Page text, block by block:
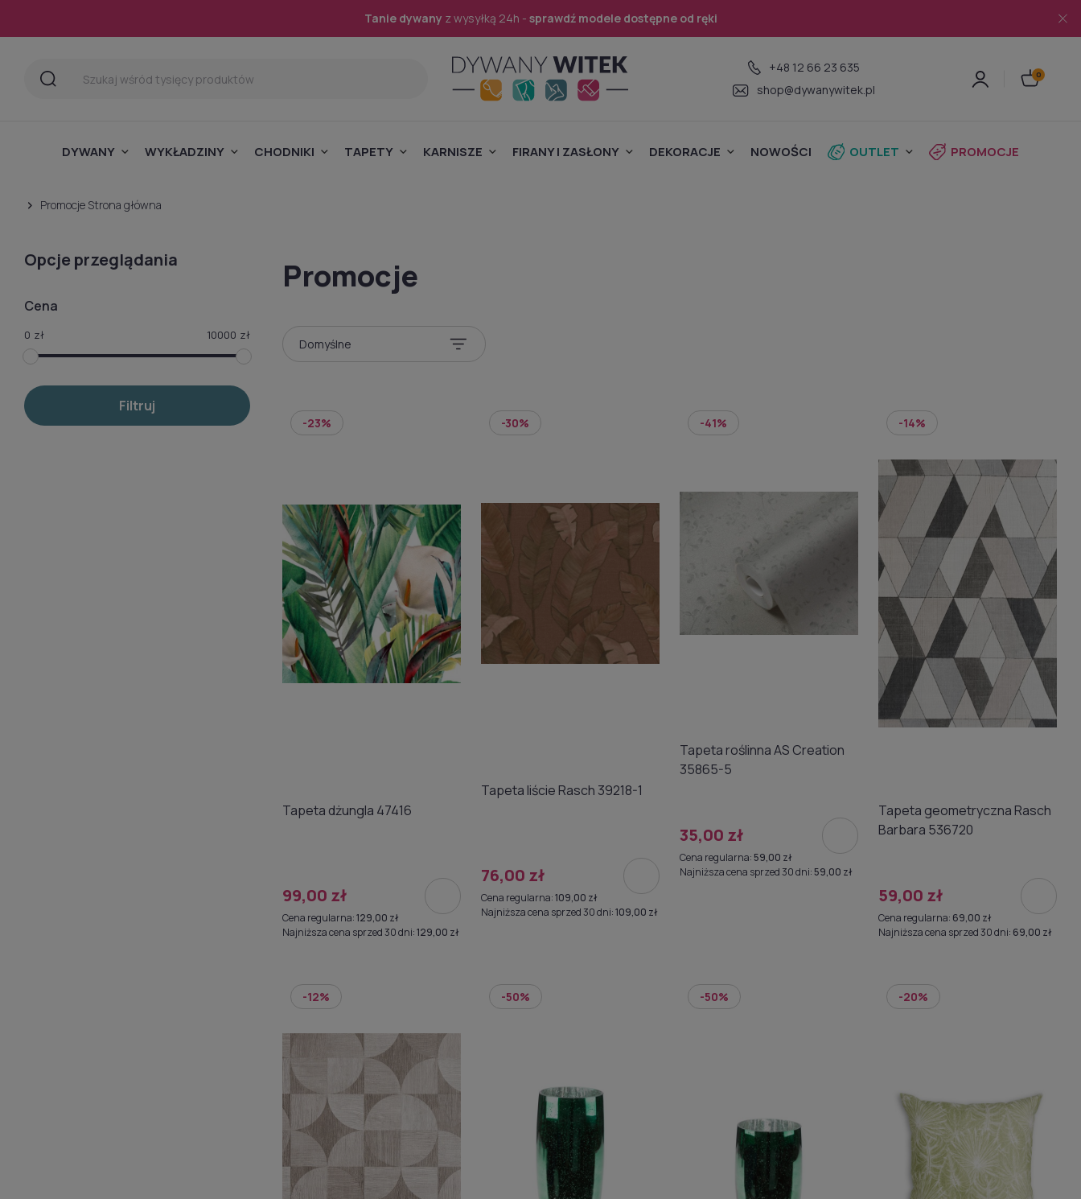
Tanie dywany z wysyłką 24h - sprawdź modele dostępne od ręki
+48 12 66 23 635
shop@dywanywitek.pl
DYWANY WYKŁADZINY CHODNIKI TAPETY KARNISZE FIRANY I ZASŁONY DEKORACJE NOWOŚCI OUTLET PROMOCJE
Promocje Strona główna
Opcje przeglądania
Cena
0 zł 10000 zł
Filtruj
Promocje
Tapeta dżungla 47416
99,00 zł
Cena regularna:129,00 zł
Najniższa cena sprzed 30 dni:129,00 zł
-23%
Tapeta liście Rasch 39218-1
76,00 zł
Cena regularna:109,00 zł
Najniższa cena sprzed 30 dni:109,00 zł
-30%
Tapeta roślinna AS Creation
35865-5
35,00 zł
Cena regularna: 59,00 zł
Najniższa cena sprzed 30 dni: 59,00 zł
-41%
Tapeta geometryczna Rasch
Barbara 536720
59,00 zł
Cena regularna: 69,00 zł
Najniższa cena sprzed 30 dni: 69,00 zł
-14%
-12% -50% -50% -20%